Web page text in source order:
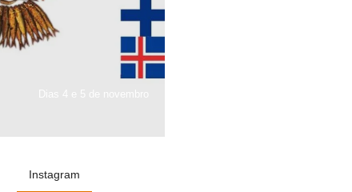
Instagram